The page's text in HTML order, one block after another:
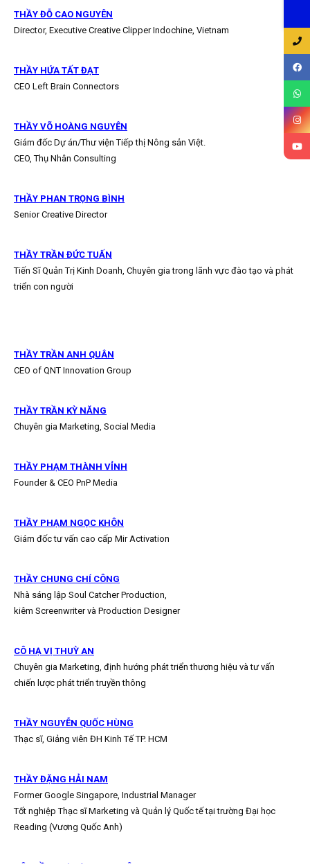
THẦY ĐỖ CAO NGUYÊN
Director, Executive Creative Clipper Indochine, Vietnam
THẦY HỨA TẤT ĐẠT
CEO Left Brain Connectors
THẦY VÕ HOÀNG NGUYÊN
Giám đốc Dự án/Thư viện Tiếp thị Nông sản Việt.
CEO, Thụ Nhân Consulting
THẦY PHAN TRỌNG BÌNH
Senior Creative Director
THẦY TRẦN ĐỨC TUẤN
Tiến Sĩ Quản Trị Kinh Doanh, Chuyên gia trong lãnh vực đào tạo và phát
triển con người
THẦY TRẦN ANH QUÂN
CEO of QNT Innovation Group
THẦY TRẦN KỲ NĂNG
Chuyên gia Marketing, Social Media
THẦY PHẠM THÀNH VỈNH
Founder & CEO PnP Media
THẦY PHẠM NGỌC KHÔN
Giám đốc tư vấn cao cấp Mir Activation
THẦY CHUNG CHÍ CÔNG
Nhà sáng lập Soul Catcher Production,
kiêm Screenwriter và Production Designer
CÔ HẠ VỊ THUỲ AN
Chuyên gia Marketing, định hướng phát triển thương hiệu và tư vấn
chiến lược phát triển truyền thông
THẦY NGUYỄN QUỐC HÙNG
Thạc sĩ, Giảng viên ĐH Kinh Tế TP. HCM
THẦY ĐẶNG HẢI NAM
Former Google Singapore, Industrial Manager
Tốt nghiệp Thạc sĩ Marketing và Quản lý Quốc tế tại trường Đại học
Reading (Vương Quốc Anh)